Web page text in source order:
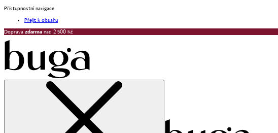
Přístupnostní navigace
Přejít k obsahu
Doprava zdarma nad 2 500 Kč